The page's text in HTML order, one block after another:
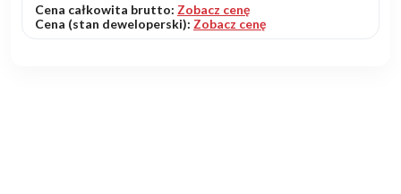
Cena całkowita brutto: Zobacz cenę
Cena (stan deweloperski): Zobacz cenę